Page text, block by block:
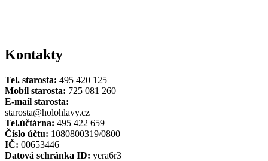
Kontakty
Tel. starosta: 495 420 125
Mobil starosta: 725 081 260
E-mail starosta:
starosta@holohlavy.cz
Tel.účtárna: 495 422 659
Číslo účtu: 1080800319/0800
IČ: 00653446
Datová schránka ID: yera6r3